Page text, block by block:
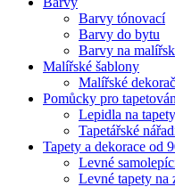
Barvy tónovací
Barvy do bytu
Barvy na
Malířské šablony
Malířské
Pomůcky pro
Lepidla na
Tapetářské
Tapety a dekorace od
Levné
Levné tapety na